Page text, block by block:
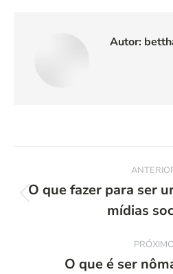
Autor:
Navegação
deO que fazer para ser
mídias
PRÓXIMO
O que é ser